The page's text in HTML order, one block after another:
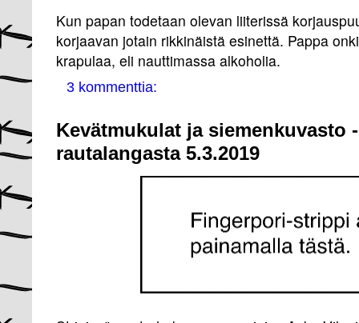
Kun papan todetaan olevan liiterissä
korjaavan jotain rikkinäistä esinettä. Pappa
krapulaa, eli nauttimassa alkoholia.
3 kommenttia:
Kevätmukulat ja siemenkuvasto
rautalangasta 5.3.2019